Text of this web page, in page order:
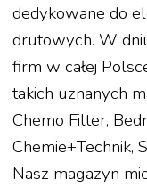
dedykowane do
drutowych. W
firm w całej
takich uznanych
Chemo Filter,
Chemie+Technik,
Nasz magazyn